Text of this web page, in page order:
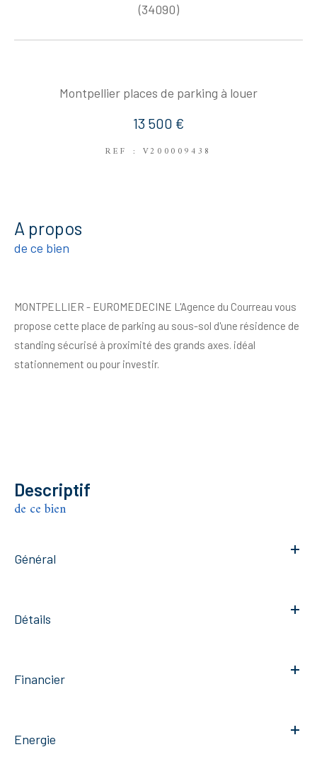
(34090)
Montpellier places de parking à louer
13 500 €
REF : V200009438
a propos
de ce bien
MONTPELLIER - EUROMEDECINE L'Agence du Courreau vous
propose cette place de parking au sous-sol d'une résidence de
standing sécurisé à proximité des grands axes. idéal
stationnement ou pour investir.
descriptif
de ce bien
Général
Détails
Financier
Energie